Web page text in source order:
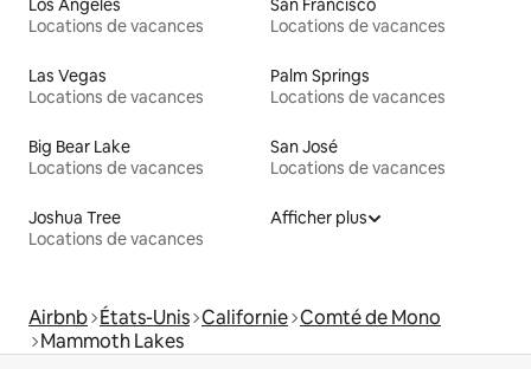
Los Angeles
Locations de vacances
San Francisco
Locations de vacances
Las Vegas
Locations de vacances
Palm Springs
Locations de vacances
Big Bear Lake
Locations de vacances
San José
Locations de vacances
Joshua Tree
Locations de vacances
Afficher plus
Airbnb États-Unis Californie Comté de Mono
Mammoth Lakes